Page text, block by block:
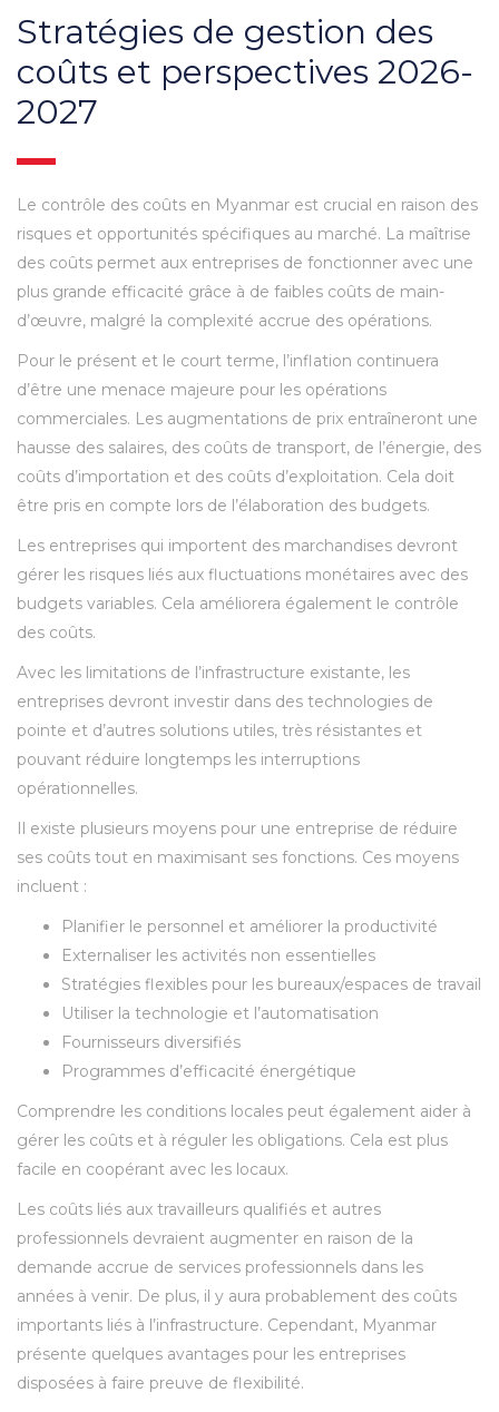
Stratégies de gestion des
coûts et perspectives 2026-
2027
Le contrôle des coûts en Myanmar est crucial en raison des
risques et opportunités spécifiques au marché. La maîtrise
des coûts permet aux entreprises de fonctionner avec une
plus grande efficacité grâce à de faibles coûts de main-
d’œuvre, malgré la complexité accrue des opérations.
Pour le présent et le court terme, l’inflation continuera
d’être une menace majeure pour les opérations
commerciales. Les augmentations de prix entraîneront une
hausse des salaires, des coûts de transport, de l’énergie, des
coûts d’importation et des coûts d’exploitation. Cela doit
être pris en compte lors de l’élaboration des budgets.
Les entreprises qui importent des marchandises devront
gérer les risques liés aux fluctuations monétaires avec des
budgets variables. Cela améliorera également le contrôle
des coûts.
Avec les limitations de l’infrastructure existante, les
entreprises devront investir dans des technologies de
pointe et d’autres solutions utiles, très résistantes et
pouvant réduire longtemps les interruptions
opérationnelles.
Il existe plusieurs moyens pour une entreprise de réduire
ses coûts tout en maximisant ses fonctions. Ces moyens
incluent :
Planifier le personnel et améliorer la productivité
Externaliser les activités non essentielles
Stratégies flexibles pour les bureaux/espaces de travail
Utiliser la technologie et l’automatisation
Fournisseurs diversifiés
Programmes d’efficacité énergétique
Comprendre les conditions locales peut également aider à
gérer les coûts et à réguler les obligations. Cela est plus
facile en coopérant avec les locaux.
Les coûts liés aux travailleurs qualifiés et autres
professionnels devraient augmenter en raison de la
demande accrue de services professionnels dans les
années à venir. De plus, il y aura probablement des coûts
importants liés à l’infrastructure. Cependant, Myanmar
présente quelques avantages pour les entreprises
disposées à faire preuve de flexibilité.